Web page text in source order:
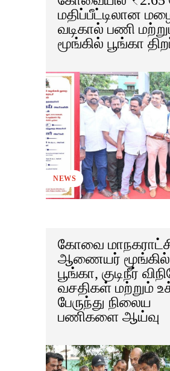
மதிப்பீட்டிலான
வடிகால் பணி
மூங்கில் பூங்கா
NEWS
கோவை
ஆணையர் மூங்கில்
பூங்கா, குடிநீர்
வசதிகள் மற்றும்
பேருந்து நிலைய
பணிகளை ஆய்வு